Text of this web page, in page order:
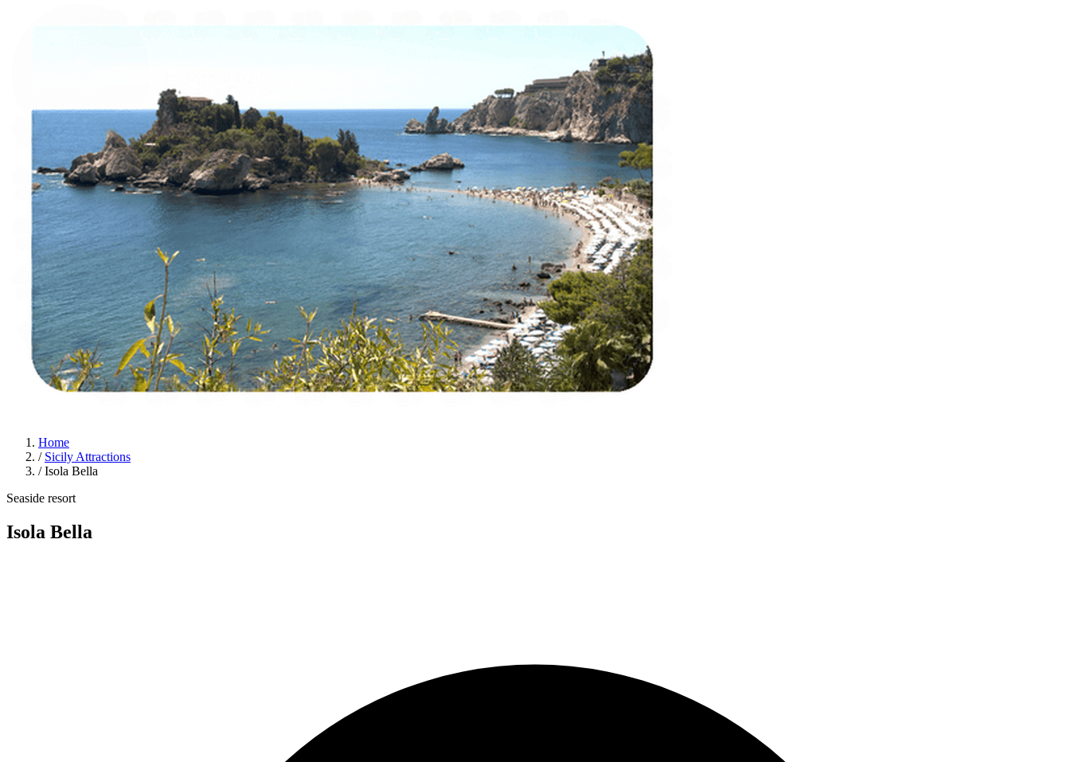
Home
/ Sicily Attractions
/ Isola Bella
Seaside resort
Isola Bella